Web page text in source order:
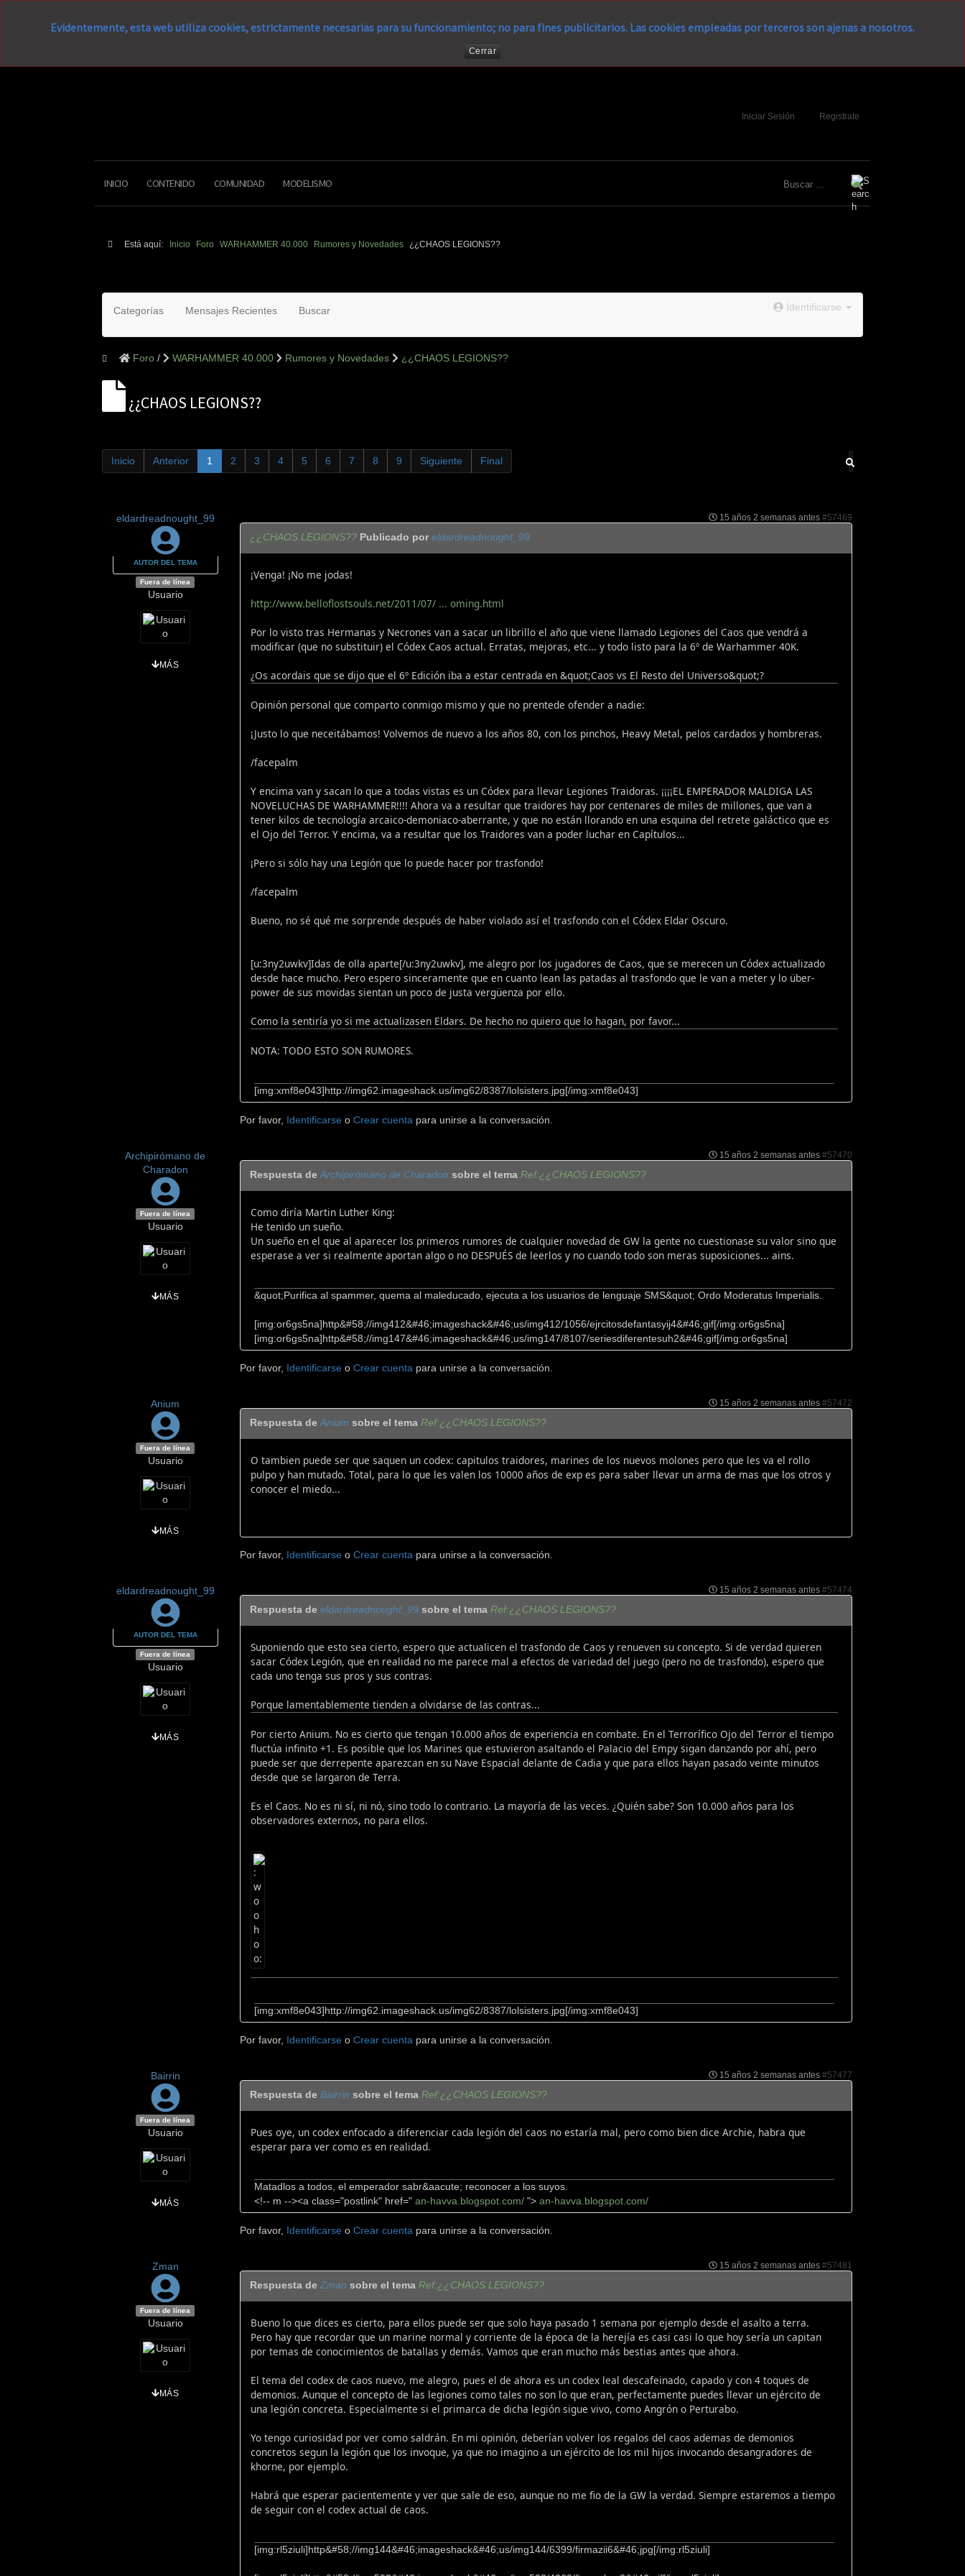
Evidentemente, esta web utiliza cookies, estrictamente necesarias para su funcionamiento; no para fines publicitarios. Las cookies empleadas por terceros son ajenas a nosotros.
Cerrar
Iniciar Sesión Registrate
INICIO CONTENIDO COMUNIDAD MODELISMO
Está aquí: Inicio Foro WARHAMMER 40.000 Rumores y Novedades ¿¿CHAOS LEGIONS??
Categorías Mensajes Recientes Buscar Identificarse
Foro WARHAMMER 40.000 Rumores y Novedades ¿¿CHAOS LEGIONS??
¿¿CHAOS LEGIONS??
Inicio Anterior 1 2 3 4 5 6 7 8 9 Siguiente Final
eldardreadnought_99
AUTOR DEL TEMA
Fuera de línea
Usuario
MÁS
15 años 2 semanas antes #57469
¿¿CHAOS LEGIONS??Publicado por eldardreadnought_99
¡Venga! ¡No me jodas!
http://www.belloflostsouls.net/2011/07/ ... oming.html
Por lo visto tras Hermanas y Necrones van a sacar un librillo el año que viene llamado Legiones del Caos que vendrá a
modificar (que no substituir) el Códex Caos actual. Erratas, mejoras, etc... y todo listo para la 6º de Warhammer 40K.
¿Os acordais que se dijo que el 6º Edición iba a estar centrada en &quot;Caos vs El Resto del Universo&quot;?
Opinión personal que comparto conmigo mismo y que no prentede ofender a nadie:
¡Justo lo que neceitábamos! Volvemos de nuevo a los años 80, con los pinchos, Heavy Metal, pelos cardados y hombreras.
/facepalm
Y encima van y sacan lo que a todas vistas es un Códex para llevar Legiones Traidoras. ¡¡¡¡EL EMPERADOR MALDIGA LAS
NOVELUCHAS DE WARHAMMER!!!! Ahora va a resultar que traidores hay por centenares de miles de millones, que van a
tener kilos de tecnología arcaico-demoniaco-aberrante, y que no están llorando en una esquina del retrete galáctico que es
el Ojo del Terror. Y encima, va a resultar que los Traidores van a poder luchar en Capítulos...
¡Pero si sólo hay una Legión que lo puede hacer por trasfondo!
/facepalm
Bueno, no sé qué me sorprende después de haber violado así el trasfondo con el Códex Eldar Oscuro.
[u:3ny2uwkv]Idas de olla aparte[/u:3ny2uwkv], me alegro por los jugadores de Caos, que se merecen un Códex actualizado
desde hace mucho. Pero espero sinceramente que en cuanto lean las patadas al trasfondo que le van a meter y lo über-
power de sus movidas sientan un poco de justa vergüenza por ello.
Como la sentiría yo si me actualizasen Eldars. De hecho no quiero que lo hagan, por favor...
NOTA: TODO ESTO SON RUMORES.
[img:xmf8e043]http://img62.imageshack.us/img62/8387/lolsisters.jpg[/img:xmf8e043]
Por favor, Identificarse o Crear cuentapara unirse a la conversación.
Archipirómano de
Charadon
Fuera de línea
Usuario
MÁS
15 años 2 semanas antes #57470
Respuesta deArchipirómano de Charadon sobre el tema Ref:¿¿CHAOS LEGIONS??
Como diría Martin Luther King:
He tenido un sueño.
Un sueño en el que al aparecer los primeros rumores de cualquier novedad de GW la gente no cuestionase su valor sino que
esperase a ver si realmente aportan algo o no DESPUÉS de leerlos y no cuando todo son meras suposiciones... ains.
&quot;Purifica al spammer, quema al maleducado, ejecuta a los usuarios de lenguaje SMS&quot; Ordo Moderatus Imperialis.
[img:or6gs5na]http&#58;//img412&#46;imageshack&#46;us/img412/1056/ejrcitosdefantasyij4&#46;gif[/img:or6gs5na]
[img:or6gs5na]http&#58;//img147&#46;imageshack&#46;us/img147/8107/seriesdiferentesuh2&#46;gif[/img:or6gs5na]
Por favor, Identificarse o Crear cuentapara unirse a la conversación.
Anium
Fuera de línea
Usuario
MÁS
15 años 2 semanas antes #57472
Respuesta deAnium sobre el tema Ref:¿¿CHAOS LEGIONS??
O tambien puede ser que saquen un codex: capitulos traidores, marines de los nuevos molones pero que les va el rollo
pulpo y han mutado. Total, para lo que les valen los 10000 años de exp es para saber llevar un arma de mas que los otros y
conocer el miedo...
Por favor, Identificarse o Crear cuentapara unirse a la conversación.
eldardreadnought_99
AUTOR DEL TEMA
Fuera de línea
Usuario
MÁS
15 años 2 semanas antes #57474
Respuesta de eldardreadnought_99sobre el tema Ref:¿¿CHAOS LEGIONS??
Suponiendo que esto sea cierto, espero que actualicen el trasfondo de Caos y renueven su concepto. Si de verdad quieren
sacar Códex Legión, que en realidad no me parece mal a efectos de variedad del juego (pero no de trasfondo), espero que
cada uno tenga sus pros y sus contras.
Porque lamentablemente tienden a olvidarse de las contras...
Por cierto Anium. No es cierto que tengan 10.000 años de experiencia en combate. En el Terrorífico Ojo del Terror el tiempo
fluctúa infinito +1. Es posible que los Marines que estuvieron asaltando el Palacio del Empy sigan danzando por ahí, pero
puede ser que derrepente aparezcan en su Nave Espacial delante de Cadia y que para ellos hayan pasado veinte minutos
desde que se largaron de Terra.
Es el Caos. No es ni sí, ni nó, sino todo lo contrario. La mayoría de las veces. ¿Quién sabe? Son 10.000 años para los
observadores externos, no para ellos.
[img:xmf8e043]http://img62.imageshack.us/img62/8387/lolsisters.jpg[/img:xmf8e043]
Por favor, Identificarse o Crear cuentapara unirse a la conversación.
Bairrin
Fuera de línea
Usuario
MÁS
15 años 2 semanas antes #57477
Respuesta de Bairrin sobre el tema Ref:¿¿CHAOS LEGIONS??
Pues oye, un codex enfocado a diferenciar cada legión del caos no estaría mal, pero como bien dice Archie, habra que
esperar para ver como es en realidad.
Matadlos a todos, el emperador sabr&aacute; reconocer a los suyos.
<!-- m --><a class="postlink" href="an-havva.blogspot.com/">an-havva.blogspot.com/
Por favor, Identificarse o Crear cuentapara unirse a la conversación.
Zman
Fuera de línea
Usuario
MÁS
15 años 2 semanas antes #57481
Respuesta de Zman sobre el tema Ref:¿¿CHAOS LEGIONS??
Bueno lo que dices es cierto, para ellos puede ser que solo haya pasado 1 semana por ejemplo desde el asalto a terra.
Pero hay que recordar que un marine normal y corriente de la época de la herejía es casi casi lo que hoy sería un capitan
por temas de conocimientos de batallas y demás. Vamos que eran mucho más bestias antes que ahora.
El tema del codex de caos nuevo, me alegro, pues el de ahora es un codex leal descafeinado, capado y con 4 toques de
demonios. Aunque el concepto de las legiones como tales no son lo que eran, perfectamente puedes llevar un ejército de
una legión concreta. Especialmente si el primarca de dicha legión sigue vivo, como Angrón o Perturabo.
Yo tengo curiosidad por ver como saldrán. En mi opinión, deberían volver los regalos del caos ademas de demonios
concretos segun la legión que los invoque, ya que no imagino a un ejército de los mil hijos invocando desangradores de
khorne, por ejemplo.
Habrá que esperar pacientemente y ver que sale de eso, aunque no me fio de la GW la verdad. Siempre estaremos a tiempo
de seguir con el codex actual de caos.
[img:rl5ziuli]http&#58;//img144&#46;imageshack&#46;us/img144/6399/firmazii6&#46;jpg[/img:rl5ziuli]